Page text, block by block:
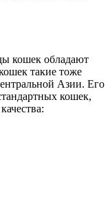
кошек обладают
такие тоже
Азии. Его
кошек,